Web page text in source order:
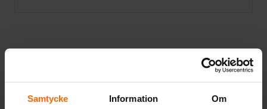
Samtycke Information Om